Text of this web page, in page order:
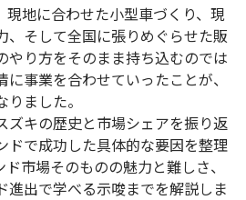
現地に合わせた小型車づくり、現
、そして全国に張りめぐらせた販
やり方をそのまま持ち込むのでは
事業を合わせていったことが、
ました。
ズキの歴史と市場シェアを振り返
ドで成功した具体的な要因を整理
市場そのものの魅力と難しさ、
進出で学べる示唆までを解説しま